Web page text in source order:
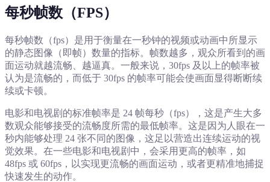
每秒帧数（FPS）
每秒帧数（fps）是用于衡量在一秒钟的视频或动画中所显示
的静态图像（即帧）数量的指标。帧数越多，观众所看到的画
面运动就越流畅、越逼真。一般来说，30fps 及以上的帧率被
认为是流畅的，而低于 30fps 的帧率可能会使画面显得断断续
续或卡顿。
电影和电视剧的标准帧率是 24 帧每秒（fps），这是产生大多
数观众能够接受的流畅度所需的最低帧率。这是因为人眼在一
秒内能够处理 24 张不同的图像，这足以营造出连续运动的视
觉效果。在一些电影和电视剧中，会采用更高的帧率，如
48fps 或 60fps，以实现更流畅的画面运动，或者更精准地捕捉
快速发生的动作。